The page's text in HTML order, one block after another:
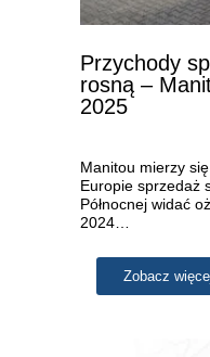
Przychody
rosną –
2025
Manitou mierzy
Europie sprzedaż
Północnej widać
2024…
Zobacz